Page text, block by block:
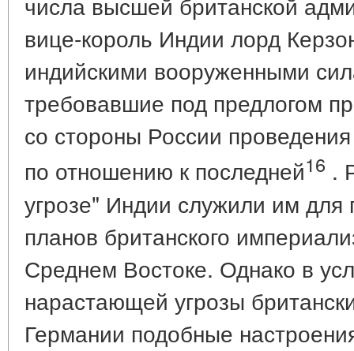
вице-король Индии лорд
индийскими вооруженными
требовавшие под предлогом
со стороны России
по отношению к последней16 .
угрозе" Индии служили им для
планов британского
Среднем Востоке. Однако в
нарастающей угрозы
Германии подобные